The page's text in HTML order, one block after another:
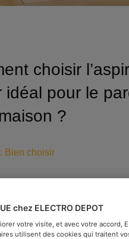
choisir
idéal pour le
?
Bien choisir
chez ELECTRO DEPOT
votre visite, et avec votre accord,
utilisent des cookies qui traitent